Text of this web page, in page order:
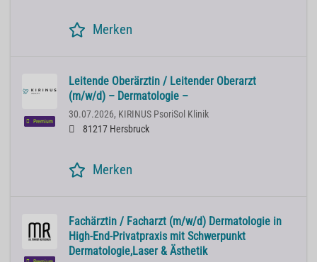
Merken
Premium
Leitende Oberärztin / Leitender Oberarzt
(m/w/d) – Dermatologie –
30.07.2026, KIRINUS PsoriSol Klinik
81217 Hersbruck
Merken
Fachärztin / Facharzt (m/w/d) Dermatologie in
High-End-Privatpraxis mit Schwerpunkt
Dermatologie,Laser & Ästhetik